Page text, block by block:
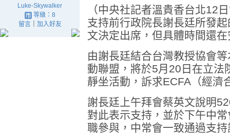
Luke-Skywalker
等級：8
留言｜ 加入好友
（中央社記者溫貴香台北12
支持前行政院長謝長廷所發
文決定出席，但具體時間還
由謝長廷結合台灣教授協會
動聯盟，將於5月20日在立法
靜坐活動，訴求ECFA（經濟
謝長廷上午拜會蔡英文說明
對此表示支持，並於下午中
職參與，中常會一致通過支